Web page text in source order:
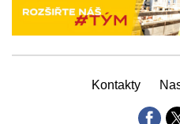
Kontakty